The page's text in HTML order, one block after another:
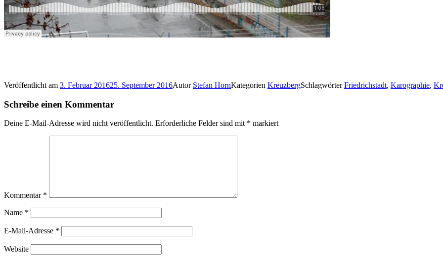
Veröffentlicht am 3. Februar 201625. September 2016Autor Stefan HornKategorien KreuzbergSchlagwörterFriedrichstadt, Karographie,
Schreibe einen Kommentar
Deine E-Mail-Adresse wird nicht veröffentlicht. Erforderliche Felder sind mit * markiert
Kommentar *
Name *
E-Mail-Adresse *
Website